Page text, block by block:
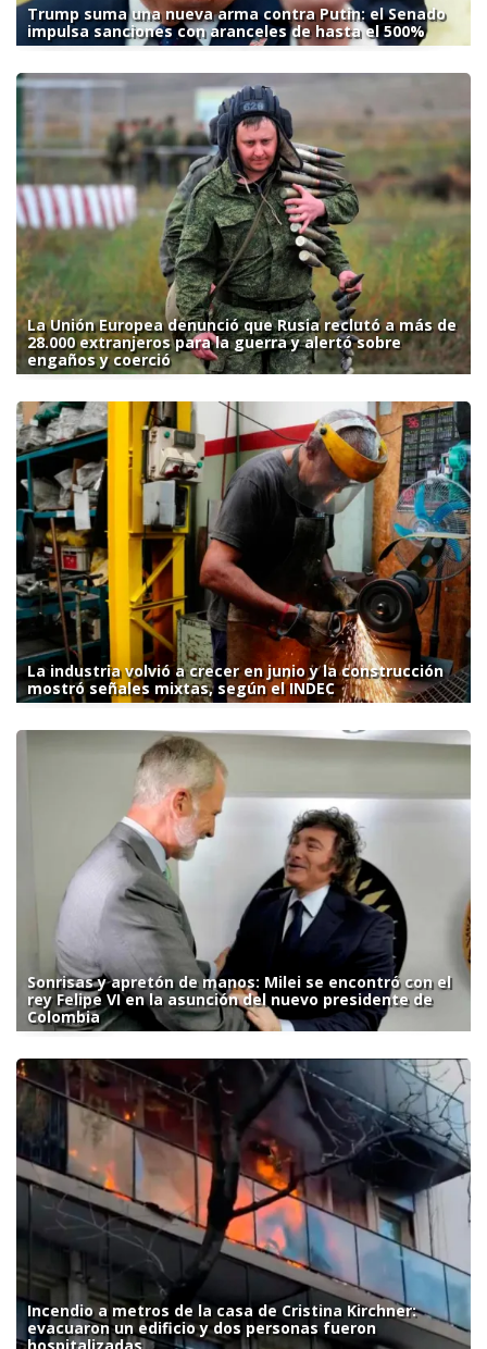
Trump suma una nueva arma contra Putin: el Senado
impulsa sanciones con aranceles de hasta el 500%
La Unión Europea denunció que Rusia reclutó a más de
28.000 extranjeros para la guerra y alertó sobre
engaños y coerció
La industria volvió a crecer en junio y la construcción
mostró señales mixtas, según el INDEC
Sonrisas y apretón de manos: Milei se encontró con el
rey Felipe VI en la asunción del nuevo presidente de
Colombia
Incendio a metros de la casa de Cristina Kirchner:
evacuaron un edificio y dos personas fueron